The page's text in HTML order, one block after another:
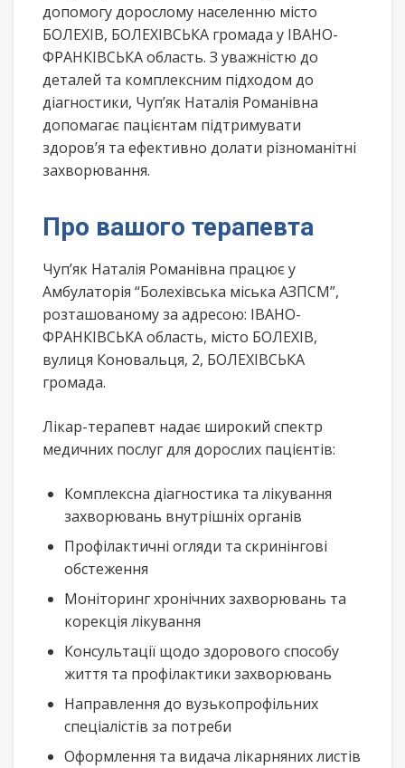
допомогу дорослому населенню місто
БОЛЕХІВ, БОЛЕХІВСЬКА громада у ІВАНО-
ФРАНКІВСЬКА область. З уважністю до
деталей та комплексним підходом до
діагностики, Чуп’як Наталія Романівна
допомагає пацієнтам підтримувати
здоров’я та ефективно долати різноманітні
захворювання.
Про вашого терапевта
Чуп’як Наталія Романівна працює у
Амбулаторія “Болехівська міська АЗПСМ”,
розташованому за адресою: ІВАНО-
ФРАНКІВСЬКА область, місто БОЛЕХІВ,
вулиця Коновальця, 2, БОЛЕХІВСЬКА
громада.
Лікар-терапевт надає широкий спектр
медичних послуг для дорослих пацієнтів:
Комплексна діагностика та лікування
захворювань внутрішніх органів
Профілактичні огляди та скринінгові
обстеження
Моніторинг хронічних захворювань та
корекція лікування
Консультації щодо здорового способу
життя та профілактики захворювань
Направлення до вузькопрофільних
спеціалістів за потреби
Оформлення та видача лікарняних листів